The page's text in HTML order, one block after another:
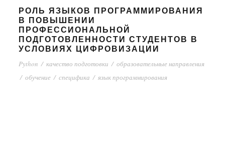
РОЛЬ ЯЗЫКОВ ПРОГРАММИРОВАНИЯ
В ПОВЫШЕНИИ
ПРОФЕССИОНАЛЬНОЙ
ПОДГОТОВЛЕННОСТИ СТУДЕНТОВ В
УСЛОВИЯХ ЦИФРОВИЗАЦИИ
Python / качество подготовки / образовательные направления
/ обучение / специфика / язык программирования